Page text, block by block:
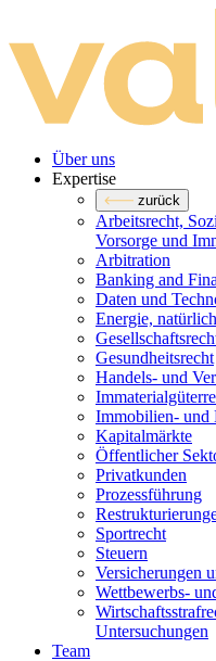
Über uns
Expertise
zurück
Arbeitsrecht,
Vorsorge und
Arbitration
Banking and
Daten und
Energie,
Gesundheitsrecht
Handels- und
Immobilien- und
Kapitalmärkte
Öffentlicher
Privatkunden
Prozessführung
Sportrecht
Steuern
Versicherungen
Wettbewerbs-
Untersuchungen
Team